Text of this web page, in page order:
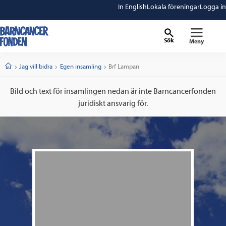
In EnglishLokala föreningarLogga in
Sök Meny
StartJag vill bidra Egen insamling Current:
Brf Lampan
Bild och text för insamlingen nedan är inte Barncancerfonden
juridiskt ansvarig för.